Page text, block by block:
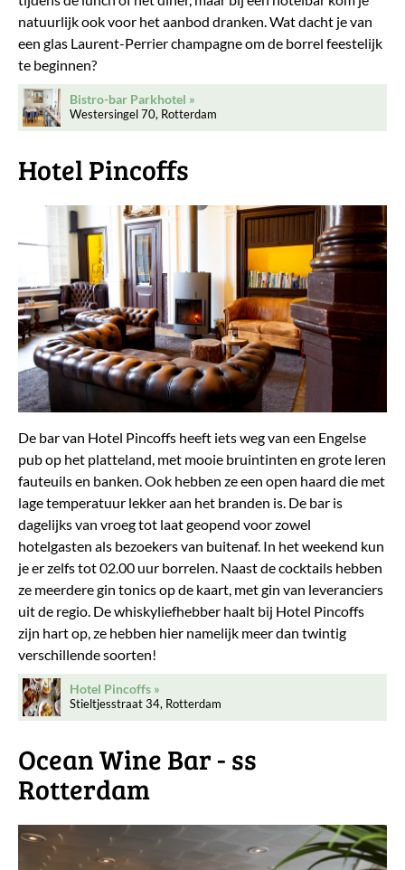
natuurlijk ook voor het aanbod dranken. Wat dacht je van
een glas Laurent-Perrier champagne om de borrel feestelijk
te beginnen?
Bistro-bar Parkhotel
Westersingel 70, Rotterdam
Hotel Pincoffs
De bar van Hotel Pincoffs heeft iets weg van een Engelse
pub op het platteland, met mooie bruintinten en grote leren
fauteuils en banken. Ook hebben ze een open haard die met
lage temperatuur lekker aan het branden is. De bar is
dagelijks van vroeg tot laat geopend voor zowel
hotelgasten als bezoekers van buitenaf. In het weekend kun
je er zelfs tot 02.00 uur borrelen. Naast de cocktails hebben
ze meerdere gin tonics op de kaart, met gin van leveranciers
uit de regio. De whiskyliefhebber haalt bij Hotel Pincoffs
zijn hart op, ze hebben hier namelijk meer dan twintig
verschillende soorten!
Hotel Pincoffs
Stieltjesstraat 34, Rotterdam
Ocean Wine Bar - ss
Rotterdam